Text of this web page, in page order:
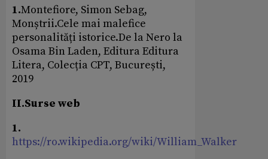
1.Montefiore, Simon Sebag,
Monștrii.Cele mai malefice
personalități istorice.De la Nero la
Osama Bin Laden, Editura Editura
Litera, Colecția CPT, București,
2019
II.Surse web
1.
https://ro.wikipedia.org/wiki/William_Walker